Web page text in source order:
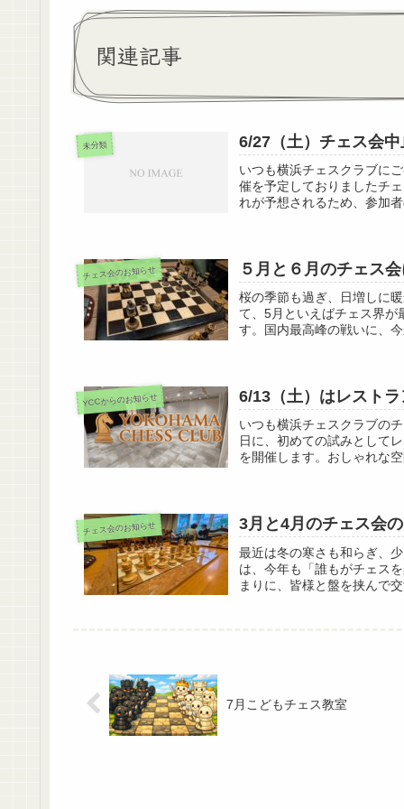
関連記事
未分類 6/27（土）チェス会
いつも横浜チェスクラブに
催を予定しておりましたチ
れが予想されるため、参加
チェス会のお知らせ ５月と６月のチェス
桜の季節も過ぎ、日増しに
て、5月といえばチェス界が
す。国内最高峰の戦いに、
YCCからのお知らせ 6/13（土）はレスト
いつも横浜チェスクラブの
日に、初めての試みとして
を開催します。おしゃれな
チェス会のお知らせ 3月と4月のチェス会
最近は冬の寒さも和らぎ、
は、今年も「誰もがチェス
まりに、皆様と盤を挟んで
7月こどもチェス教室